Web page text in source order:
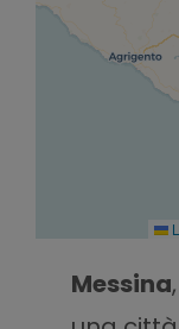
Messina